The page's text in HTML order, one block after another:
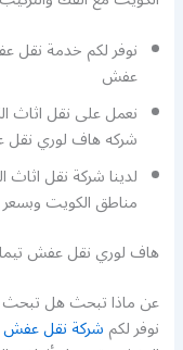
نوفر لكم خدمة نقل
عفش
نعمل على نقل اثاث
شركه هاف لوري
لدينا شركة نقل
مناطق الكويت
هاف لوري نقل عفش
عن ماذا تبحث هل تبحث
نوفر لكمشركة نقل عفش